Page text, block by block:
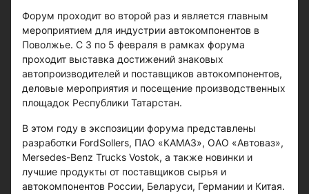
Форум проходит во второй раз и является главным
мероприятием для индустрии автокомпонентов в
Поволжье. С 3 по 5 февраля в рамках форума
проходит выставка достижений знаковых
автопроизводителей и поставщиков автокомпонентов,
деловые мероприятия и посещение производственных
площадок Республики Татарстан.
В этом году в экспозиции форума представлены
разработки FordSollers, ПАО «КАМАЗ», ОАО «Автоваз»,
Mersedes-Benz Trucks Vostok, а также новинки и
лучшие продукты от поставщиков сырья и
автокомпонентов России, Беларуси, Германии и Китая.